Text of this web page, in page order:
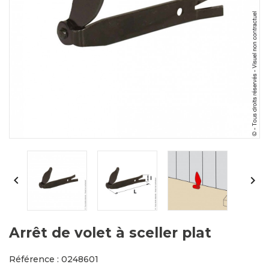
 
Arrêt de volet à sceller plat
Référence : 0248601